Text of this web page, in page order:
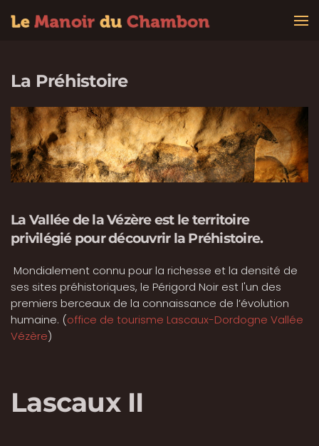
La Préhistoire
La Vallée de la Vézère est le territoire
privilégié pour découvrir la Préhistoire.
Mondialement connu pour la richesse et la densité de
ses sites préhistoriques, le Périgord Noir est l'un des
premiers berceaux de la connaissance de l’évolution
humaine. (office de tourisme Lascaux-Dordogne Vallée
Vézère)
Lascaux II